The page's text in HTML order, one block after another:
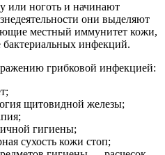
или ноготь и начинают
они выделяют
местный иммунитет кожи,
бактериальных инфекций.
грибковой инфекцией:
щитовидной железы;
гигиены;
сухость кожи стоп;